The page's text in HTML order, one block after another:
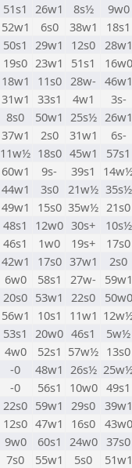
51s1 26w1 8s½
9w0
52w1 6s0 38w1
18s1
50s1 29w1 12s0 28w1
19s0 23w1 51s1
16w0
18w1 11s0 28w- 46w1
31w1 33s1 4w1
3s-
8s0 50w1 25s½ 26w1
37w1 2s0 31w1
6s-
11w½ 18s0 45w1
57s1
60w1 9s- 39s1
44w1 3s0 21w½ 35s½
49w1 15s0 35w½ 21s0
48s1 12w0 30s+
10s½
46s1 1w0 19s+
17s0
42w1 17s0 37w1
2s0
6w0 58s1 27w-
59w1
20s0 53w1 22s0
50w0
56w1 10s1 11w1
53s1 20w0 46s1
5w½
4w0 52s1 57w½ 13s0
-0 48w1 26s½
-0 56s1 10w0 49s1
22s0 59w1 29s0 39w1
12s0 47w1 16s0 43w0
9w0 60s1 24w0 37s0
7s0 55w1 5s0
51w1